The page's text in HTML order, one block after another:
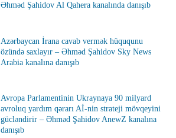
Əhməd Şahidov Al Qahera kanalında danışıb
Azərbaycan İrana cavab vermək hüququnu
özündə saxlayır – Əhməd Şahidov Sky News
Arabia kanalına danışıb
Avropa Parlamentinin Ukraynaya 90 milyard
avroluq yardım qərarı Aİ-nin strateji mövqeyini
gücləndirir – Əhməd Şahidov AnewZ kanalına
danışıb